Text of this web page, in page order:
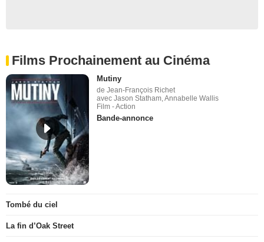
Films Prochainement au Cinéma
Mutiny
de Jean-François Richet
avec Jason Statham, Annabelle Wallis
Film - Action
Bande-annonce
Tombé du ciel
La fin d’Oak Street